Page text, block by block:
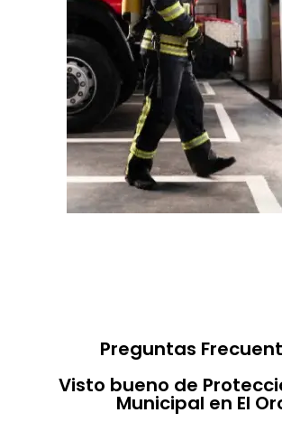
Preguntas
Visto bueno de
Municipal en El